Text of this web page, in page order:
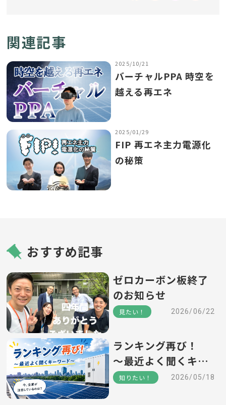
関連記事
2025/10/21
バーチャルPPA 時空を
越える再エネ
2025/01/29
FIP 再エネ主力電源化
の秘策
おすすめ記事
ゼロカーボン板終了
のお知らせ
見たい！ 2026/06/22
ランキング再び！
～最近よく聞くキー
ワード～
知りたい！ 2026/05/18